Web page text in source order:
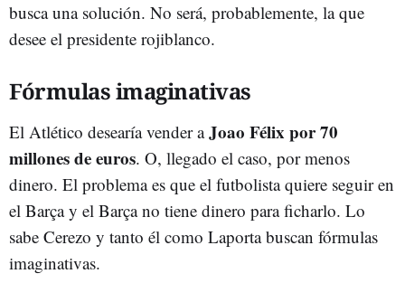
busca una solución. No será, probablemente, la que
desee el presidente rojiblanco.
Fórmulas imaginativas
El Atlético desearía vender aJoao Félix por 70
millones de euros. O, llegado el caso, por menos
dinero. El problema es que el futbolista quiere seguir en
el Barça y el Barça no tiene dinero para ficharlo. Lo
sabe Cerezo y tanto él como Laporta buscan fórmulas
imaginativas.